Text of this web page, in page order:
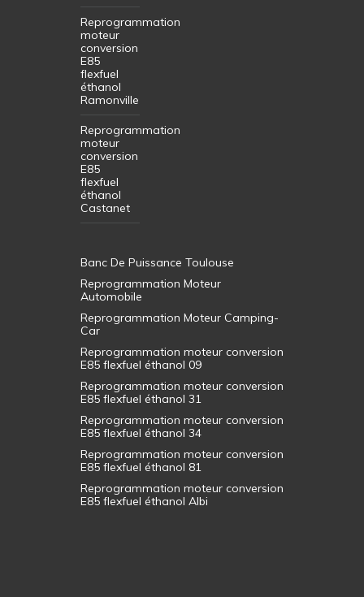
Reprogrammation
moteur
conversion
E85
flexfuel
éthanol
Ramonville
Reprogrammation
moteur
conversion
E85
flexfuel
éthanol
Castanet
Banc De Puissance Toulouse
Reprogrammation Moteur
Automobile
Reprogrammation Moteur Camping-
Car
Reprogrammation moteur conversion
E85 flexfuel éthanol 09
Reprogrammation moteur conversion
E85 flexfuel éthanol 31
Reprogrammation moteur conversion
E85 flexfuel éthanol 34
Reprogrammation moteur conversion
E85 flexfuel éthanol 81
Reprogrammation moteur conversion
E85 flexfuel éthanol Albi